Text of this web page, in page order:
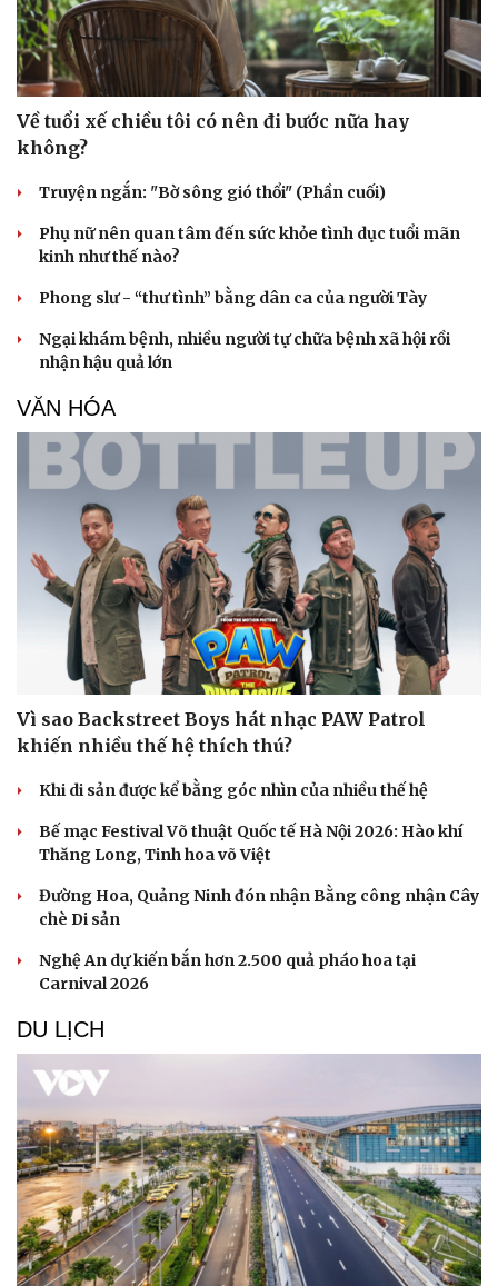
Sức khỏe
Dinh dưỡng - món ngon
Cây thuốc
Sản phụ khoa
Nhi khoa
Nam khoa
Làm đẹp - giảm cân
Phòng mạch online
Ăn sạch sống khỏe
Nhà đẹp
Tình yêu - Gia đình
Về tuổi xế chiều tôi có nên đi bước nữa hay
không?
Truyện ngắn: "Bờ sông gió thổi" (Phần cuối)
Phụ nữ nên quan tâm đến sức khỏe tình dục tuổi mãn
kinh như thế nào?
Phong slư - “thư tình” bằng dân ca của người Tày
Ngại khám bệnh, nhiều người tự chữa bệnh xã hội rồi
nhận hậu quả lớn
VĂN HÓA
Vì sao Backstreet Boys hát nhạc PAW Patrol
khiến nhiều thế hệ thích thú?
Khi di sản được kể bằng góc nhìn của nhiều thế hệ
Bế mạc Festival Võ thuật Quốc tế Hà Nội 2026: Hào khí
Thăng Long, Tinh hoa võ Việt
Đường Hoa, Quảng Ninh đón nhận Bằng công nhận Cây
chè Di sản
Nghệ An dự kiến bắn hơn 2.500 quả pháo hoa tại
Carnival 2026
DU LỊCH